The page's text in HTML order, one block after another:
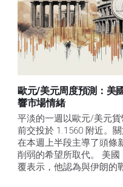
歐元/美元周度預測：美
響市場情緒
平淡的一週以歐元/美元
前交投於 1.1560 附近。
在本週上半段主導了頭條
削弱的希望所取代。 美國
覆表示，他認為與伊朗的